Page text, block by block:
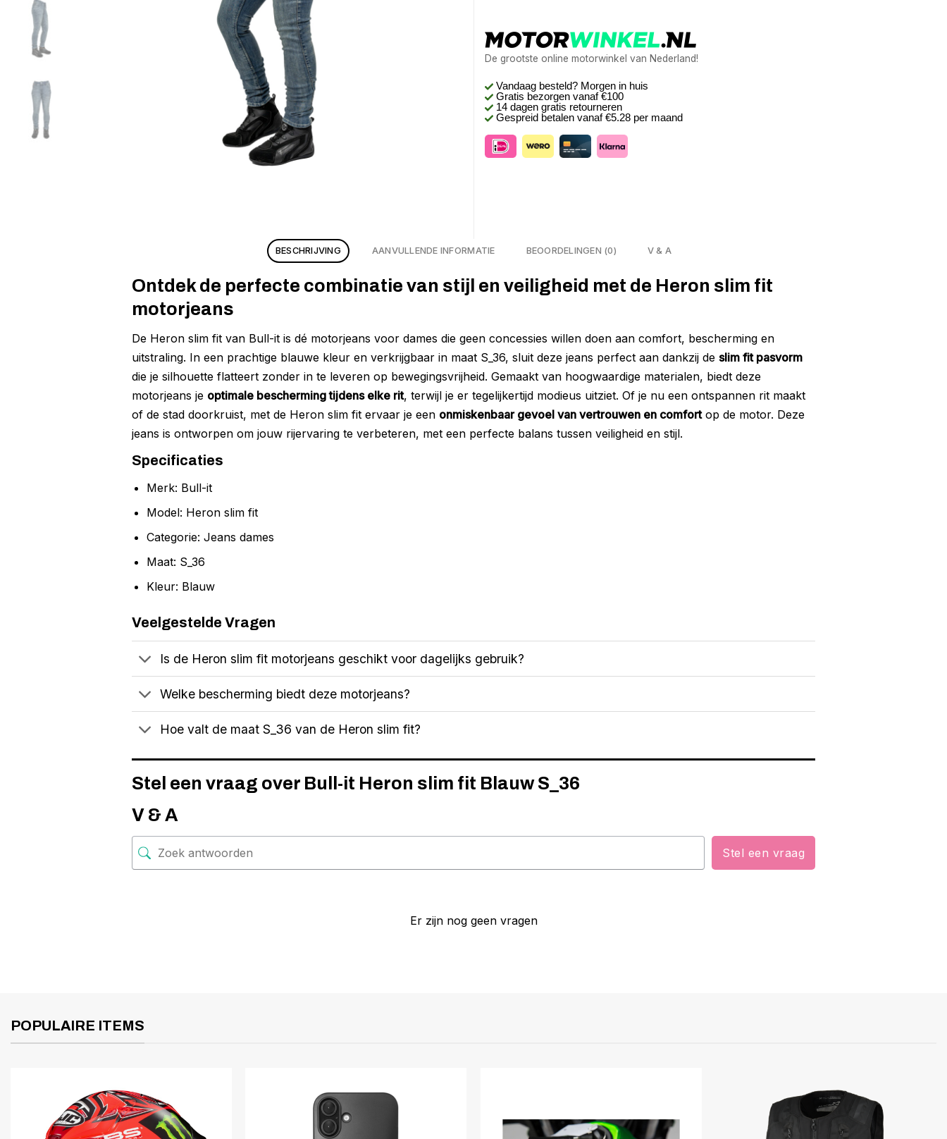
De grootste online motorwinkel van Nederland!
Vandaag besteld? Morgen in huis
Gratis bezorgen vanaf €100
14 dagen gratis retourneren
Gespreid betalen vanaf €5.28 per maand
BESCHRIJVING AANVULLENDE INFORMATIE BEOORDELINGEN (0) V & A
Ontdek de perfecte combinatie van stijl en veiligheid met de Heron slim fit
motorjeans
De Heron slim fit van Bull-it is dé motorjeans voor dames die geen concessies willen doen aan comfort, bescherming en
uitstraling. In een prachtige blauwe kleur en verkrijgbaar in maat S_36, sluit deze jeans perfect aan dankzij de slim fit pasvorm
die je silhouette flatteert zonder in te leveren op bewegingsvrijheid. Gemaakt van hoogwaardige materialen, biedt deze
motorjeans je optimale bescherming tijdens elke rit, terwijl je er tegelijkertijd modieus uitziet. Of je nu een ontspannen rit maakt
of de stad doorkruist, met de Heron slim fit ervaar je een onmiskenbaar gevoel van vertrouwen en comfortop de motor. Deze
jeans is ontworpen om jouw rijervaring te verbeteren, met een perfecte balans tussen veiligheid en stijl.
Specificaties
Merk: Bull-it
Model: Heron slim fit
Categorie: Jeans dames
Maat: S_36
Kleur: Blauw
Veelgestelde Vragen
Is de Heron slim fit motorjeans geschikt voor dagelijks gebruik?
Welke bescherming biedt deze motorjeans?
Hoe valt de maat S_36 van de Heron slim fit?
Stel een vraag over Bull-it Heron slim fit Blauw S_36
V & A
Stel een vraag
Er zijn nog geen vragen
POPULAIRE ITEMS